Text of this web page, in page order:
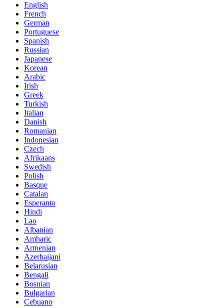
English
French
German
Portuguese
Spanish
Russian
Japanese
Korean
Arabic
Irish
Greek
Turkish
Italian
Danish
Romanian
Indonesian
Czech
Afrikaans
Swedish
Polish
Basque
Catalan
Esperanto
Hindi
Lao
Albanian
Amharic
Armenian
Azerbaijani
Belarusian
Bengali
Bosnian
Bulgarian
Cebuano